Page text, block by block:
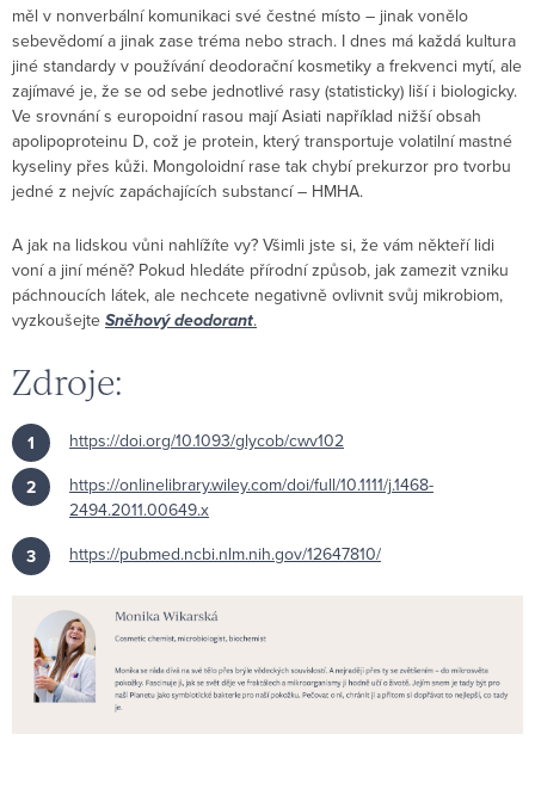
měl v nonverbální komunikaci své čestné místo – jinak vonělo
sebevědomí a jinak zase tréma nebo strach. I dnes má každá kultura
jiné standardy v používání deodorační kosmetiky a frekvenci mytí, ale
zajímavé je, že se od sebe jednotlivé rasy (statisticky) liší i biologicky.
Ve srovnání s europoidní rasou mají Asiati například nižší obsah
apolipoproteinu D, což je protein, který transportuje volatilní mastné
kyseliny přes kůži. Mongoloidní rase tak chybí prekurzor pro tvorbu
jedné z nejvíc zapáchajících substancí – HMHA.
A jak na lidskou vůni nahlížíte vy? Všimli jste si, že vám někteří lidi
voní a jiní méně? Pokud hledáte přírodní způsob, jak zamezit vzniku
páchnoucích látek, ale nechcete negativně ovlivnit svůj mikrobiom,
vyzkoušejte Sněhový deodorant.
Zdroje:
https://doi.org/10.1093/glycob/cwv102
https://onlinelibrary.wiley.com/doi/full/10.1111/j.1468-
2494.2011.00649.x
https://pubmed.ncbi.nlm.nih.gov/12647810/